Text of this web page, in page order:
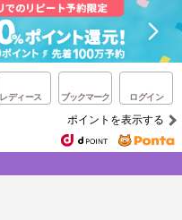
レディース ブックマーク ログイン
ポイントを表示する